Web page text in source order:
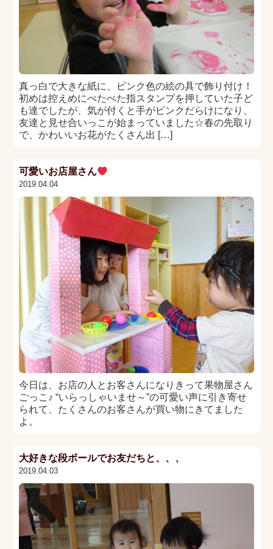
真っ白で大きな紙に、ピンク色の絵の具で飾り付け！
初めは控えめにぺたぺた指スタンプを押していた子ど
も達でしたが、気が付くと手がピンクだらけになり、
友達と見せ合いっこが始まっていました☆春の先取り
で、かわいいお花がたくさん出 […]
可愛いお店屋さん
2019.04.04
今日は、お店の人とお客さんになりきって果物屋さん
ごっこ♪ “いらっしゃいませ～”の可愛い声に引き寄せ
られて、たくさんのお客さんが買い物にきてました
よ。
大好きな段ボールでお友だちと、、、
2019.04.03